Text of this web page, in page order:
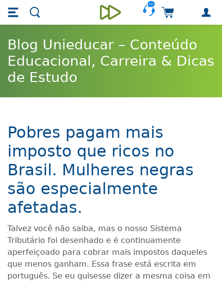
Skip main navigation
Skip to main content
Unieducar
Carrinho de
Blog Unieducar – Conteúdo
Educacional, Carreira & Dicas
de Estudo
Pobres pagam mais
imposto que ricos no
Brasil. Mulheres negras
são especialmente
afetadas.
Talvez você não saiba, mas o nosso Sistema
Tributário foi desenhado e é continuamente
aperfeiçoado para cobrar mais impostos daqueles
que menos ganham. Essa frase está escrita em
português. Se eu quisesse dizer a mesma coisa em